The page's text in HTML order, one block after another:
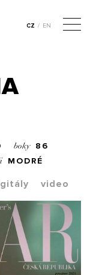
CZ / EN
boky 86
MODRÉ
video